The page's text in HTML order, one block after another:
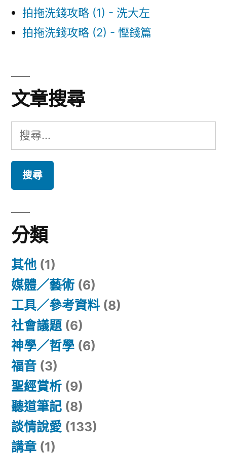
拍拖洗錢攻略 (1) - 洗大左
拍拖洗錢攻略 (2) - 慳錢篇
文章搜尋
搜
尋
鍵
字:
分類
其他 (1)
媒體／藝術 (6)
工具／參考資料 (8)
社會議題 (6)
神學／哲學 (6)
福音 (3)
聖經賞析 (9)
聽道筆記 (8)
談情說愛 (133)
講章 (1)